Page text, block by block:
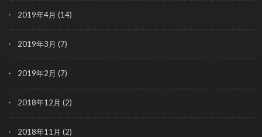
2019年4月 (14)
2019年3月 (7)
2019年2月 (7)
2018年12月 (2)
2018年11月 (2)